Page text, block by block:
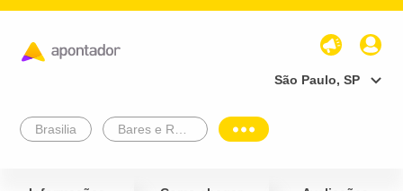
São Paulo, SP
Brasilia